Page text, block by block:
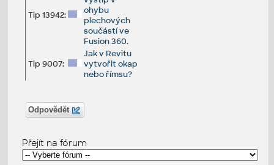
Tip 13942:
ohybu
plechových
součástí ve
Fusion 360.
Tip 9007:
Jak v Revitu
vytvořit okap
nebo římsu?
Odpovědět
Přejít na fórum